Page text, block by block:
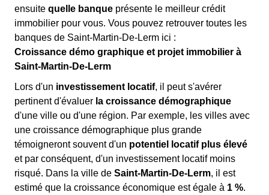
ensuite quelle banque présente le meilleur crédit
immobilier pour vous. Vous pouvez retrouver toutes les
banques de Saint-Martin-De-Lerm ici :
Croissance démo graphique et projet immobilier à
Saint-Martin-De-Lerm
Lors d'un investissement locatif, il peut s'avérer
pertinent d'évaluer la croissance démographique
d'une ville ou d'une région. Par exemple, les villes avec
une croissance démographique plus grande
témoigneront souvent d'un potentiel locatif plus élevé
et par conséquent, d'un investissement locatif moins
risqué. Dans la ville de Saint-Martin-De-Lerm, il est
estimé que la croissance économique est égale à 1 %.